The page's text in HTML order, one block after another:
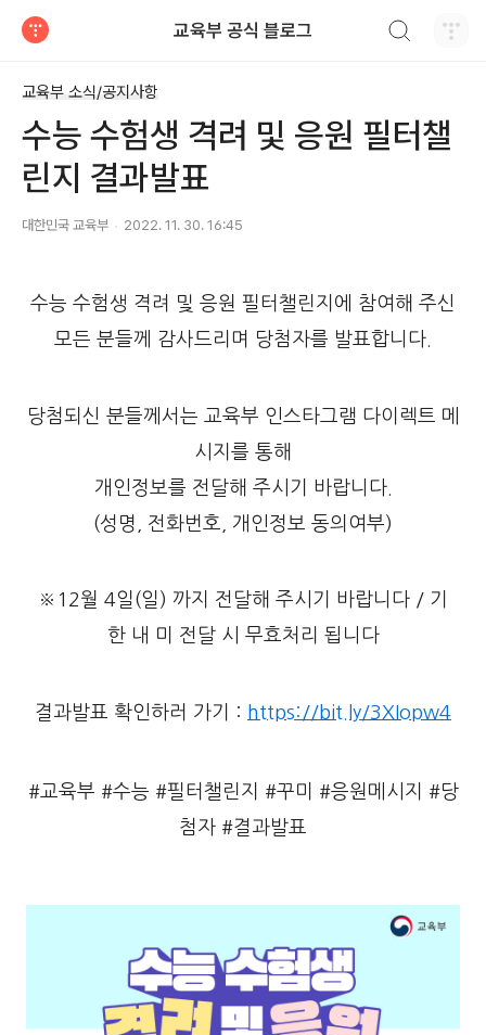
교육부 공식 블로그
교육부 소식/공지사항
수능 수험생 격려 및 응원 필터챌
린지 결과발표
대한민국 교육부 2022. 11. 30. 16:45
수능 수험생 격려 및 응원 필터챌린지에 참여해 주신
모든 분들께 감사드리며 당첨자를 발표합니다.
​당첨되신 분들께서는 교육부 인스타그램 다이렉트 메
시지를 통해
개인정보를 전달해 주시기 바랍니다.
(성명, 전화번호, 개인정보 동의여부)
※12월 4일(일) 까지 전달해 주시기 바랍니다 / 기
한 내 미 전달 시 무효처리 됩니다
결과발표 확인하러 가기 : https://bit.ly/3XIopw4
#교육부 #수능 #필터챌린지 #꾸미 #응원메시지 #당
첨자 #결과발표